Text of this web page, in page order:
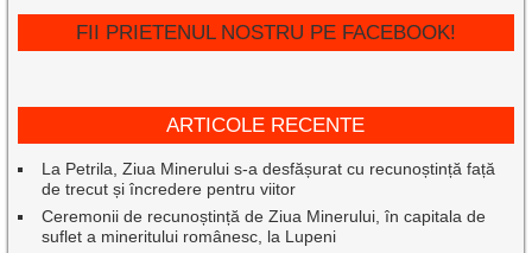
FII PRIETENUL NOSTRU PE FACEBOOK!
ARTICOLE RECENTE
La Petrila, Ziua Minerului s-a desfășurat cu recunoștință față
de trecut și încredere pentru viitor
Ceremonii de recunoștință de Ziua Minerului, în capitala de
suflet a mineritului românesc, la Lupeni